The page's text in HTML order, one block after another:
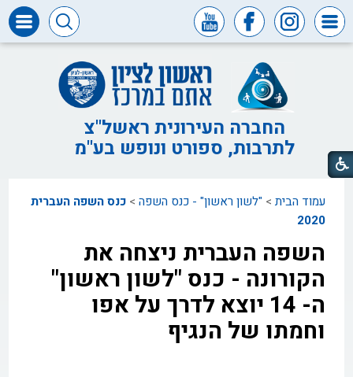
ומכרזים
חופש
המידע
דבר
ראש
דבר
המנכ"ל
דירקטוריון
החברה
צור
קשר
החברה העירונית ראשל"צ
לתרבות, ספורט ונופש בע"מ
עמוד הבית > "לשון ראשון" - כנס השפה >כנס השפה העברית
2020
השפה העברית ניצחה את
הקורונה - כנס "לשון ראשון"
ה- 14 יוצא לדרך על אפו
וחמתו של הנגיף